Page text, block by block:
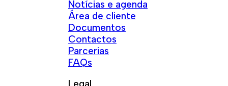
Notícias e agenda
Área de cliente
Documentos
Contactos
Parcerias
FAQs